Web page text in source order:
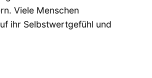
Viele Menschen
ihr Selbstwertgefühl und